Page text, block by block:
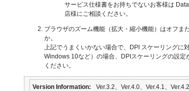
サービス仕様書をお持ちでないお客様は
店様にご相談ください。
ブラウザのズーム機能（拡大・縮小機能）はオフま
か。
上記でうまくいかない場合で、DPI スケーリングに
Windows 10など）の場合、DPIスケーリングの設定
ください。
Version Information Ver.3.2、Ver.4.0、Ver.4.1、Ver.4.2